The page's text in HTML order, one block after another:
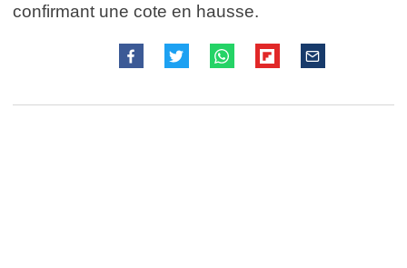
confirmant une cote en hausse.